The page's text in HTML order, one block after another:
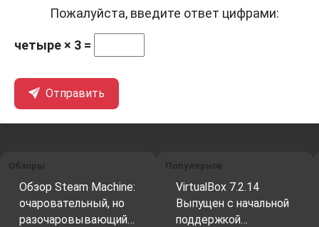
Пожалуйста, введите ответ цифрами:
четыре × 3 =
Отправить
Обзоры
Обзор Steam Machine:
очаровательный, но
разочаровывающий…
Популярное
VirtualBox 7.2.14
Выпущен с начальной
поддержкой…